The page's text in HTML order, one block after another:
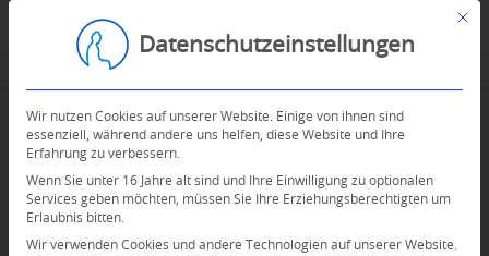
Mit
Datenschutzeinstellungen
Wir nutzen Cookies auf unserer Website. Einige von ihnen sind
essenziell, während andere uns helfen, diese Website und Ihre
Erfahrung zu verbessern.
Wenn Sie unter 16 Jahre alt sind und Ihre Einwilligung zu optionalen
Services geben möchten, müssen Sie Ihre Erziehungsberechtigten um
Erlaubnis bitten.
Wir verwenden Cookies und andere Technologien auf unserer Website.